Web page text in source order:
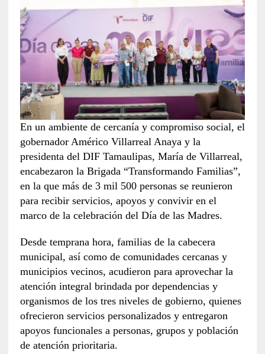
En un ambiente de cercanía y compromiso social, el
gobernador Américo Villarreal Anaya y la
presidenta del DIF Tamaulipas, María de Villarreal,
encabezaron la Brigada “Transformando Familias”,
en la que más de 3 mil 500 personas se reunieron
para recibir servicios, apoyos y convivir en el
marco de la celebración del Día de las Madres.
Desde temprana hora, familias de la cabecera
municipal, así como de comunidades cercanas y
municipios vecinos, acudieron para aprovechar la
atención integral brindada por dependencias y
organismos de los tres niveles de gobierno, quienes
ofrecieron servicios personalizados y entregaron
apoyos funcionales a personas, grupos y población
de atención prioritaria.